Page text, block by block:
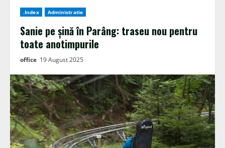
.Index Administratie
Sanie pe șină în Parâng: traseu nou pentru
toate anotimpurile
office 19 August 2025